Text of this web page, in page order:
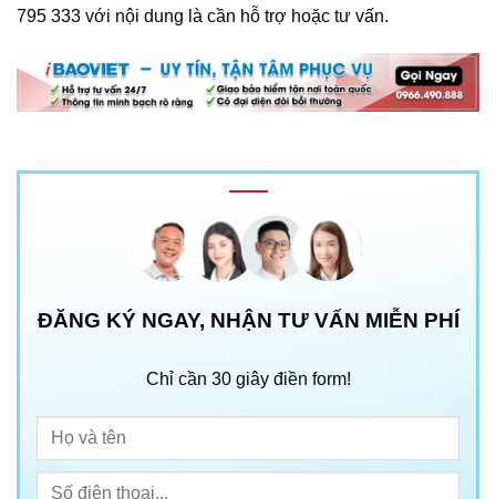
795 333 với nội dung là cần hỗ trợ hoặc tư vấn.
ĐĂNG KÝ NGAY, NHẬN TƯ VẤN MIỄN PHÍ
Chỉ cần 30 giây điền form!